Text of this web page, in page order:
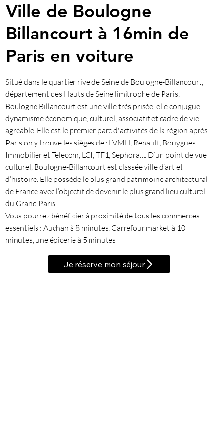
Ville de Boulogne
Billancourt à 16min de
Paris en voiture
Situé dans le quartier rive de Seine de Boulogne-Billancourt,
département des Hauts de Seine limitrophe de Paris,
Boulogne Billancourt est une ville très prisée, elle conjugue
dynamisme économique, culturel, associatif et cadre de vie
agréable. Elle est le premier parc d'activités de la région après
Paris on y trouve les sièges de : LVMH, Renault, Bouygues
Immobilier et Telecom, LCI, TF1, Sephora…. D’un point de vue
culturel, Boulogne-Billancourt est classée ville d’art et
d’histoire. Elle possède le plus grand patrimoine architectural
de France avec l’objectif de devenir le plus grand lieu culturel
du Grand Paris.
Vous pourrez bénéficier à proximité de tous les commerces
essentiels : Auchan à 8 minutes, Carrefour market à 10
minutes, une épicerie à 5 minutes
Je réserve mon séjour